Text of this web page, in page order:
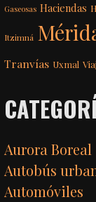
Gaseosas Haciendas
Itzimná
Tranvías Uxmal
Aurora Boreal
Autobús
Automóviles